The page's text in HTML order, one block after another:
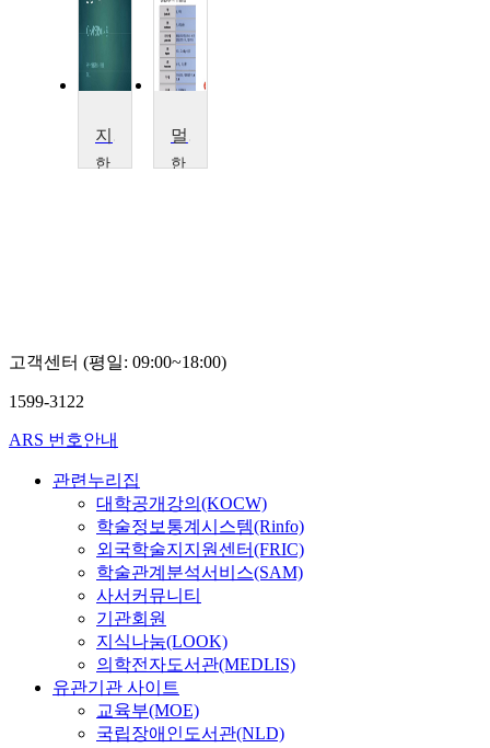
지능영상처리
한
멀티미디어활용과 콘텐츠제작
한
고객센터 (평일: 09:00~18:00)
1599-3122
ARS 번호안내
관련누리집
대학공개강의(KOCW)
학술정보통계시스템(Rinfo)
외국학술지지원센터(FRIC)
학술관계분석서비스(SAM)
사서커뮤니티
기관회원
지식나눔(LOOK)
의학전자도서관(MEDLIS)
유관기관 사이트
교육부(MOE)
국립장애인도서관(NLD)